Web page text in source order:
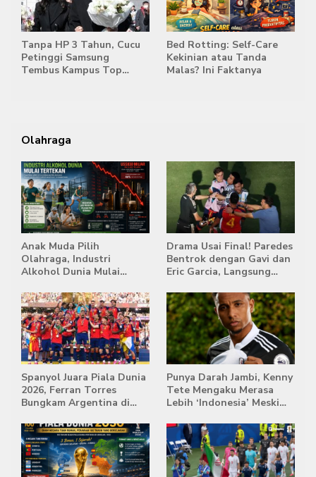
Tanpa HP 3 Tahun, Cucu
Petinggi Samsung
Tembus Kampus Top
Bed Rotting: Self-Care
Kekinian atau Tanda
Malas? Ini Faktanya
Olahraga
Anak Muda Pilih
Olahraga, Industri
Alkohol Dunia Mulai
Drama Usai Final! Paredes
Bentrok dengan Gavi dan
Eric Garcia, Langsung
Spanyol Juara Piala Dunia
2026, Ferran Torres
Bungkam Argentina di
Punya Darah Jambi, Kenny
Tete Mengaku Merasa
Lebih ‘Indonesia’ Meski